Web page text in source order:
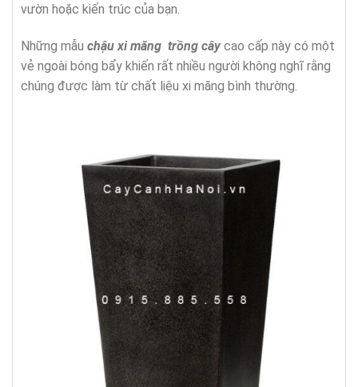
vườn hoặc kiến trúc của bạn.
Những mẫu chậu xi măng trồng câycao cấp này có một
vẻ ngoài bóng bẩy khiến rất nhiều người không nghĩ rằng
chúng được làm từ chất liệu xi măng bình thường.